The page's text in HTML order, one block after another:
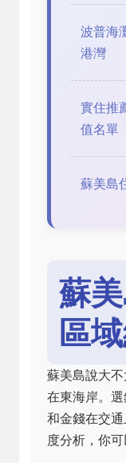
波普海
港灣
實住推
值名單
蘇美島
蘇
區
蘇美島說大
在東海岸。
和金錢在交
度分析，你可